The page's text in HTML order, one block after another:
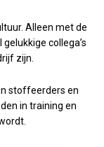
Alleen met de
collega’s
zijn.
stoffeerders en
in training en